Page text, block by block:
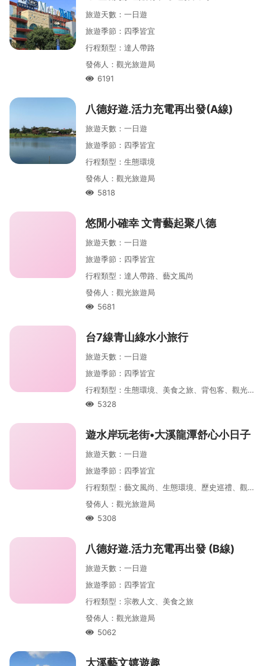
旅遊天數 ： 一日遊
旅遊季節 ： 四季皆宜
行程類型 ： 達人帶路
發佈人 ： 觀光旅遊局
人氣6191
八德好遊․活力充電再出發(A線)
旅遊天數 ： 一日遊
旅遊季節 ： 四季皆宜
行程類型 ： 生態環境
發佈人 ： 觀光旅遊局
人氣5818
悠閒小確幸 文青藝起聚八德
旅遊天數 ： 一日遊
旅遊季節 ： 四季皆宜
行程類型 ： 達人帶路、藝文風尚
發佈人 ： 觀光旅遊局
人氣5681
台7線青山綠水小旅行
旅遊天數 ： 一日遊
旅遊季節 ： 四季皆宜
行程類型 ： 生態環境、美食之旅、背包客、觀光大使帶你遊
人氣5328
遊水岸玩老街•大溪龍潭舒心小日子
旅遊天數 ： 一日遊
旅遊季節 ： 四季皆宜
行程類型 ： 藝文風尚、生態環境、歷史巡禮、觀光大使帶你遊、大龍門
發佈人 ： 觀光旅遊局
人氣5308
八德好遊․活力充電再出發 (B線)
旅遊天數 ： 一日遊
旅遊季節 ： 四季皆宜
行程類型 ： 宗教人文、美食之旅
發佈人 ： 觀光旅遊局
人氣5062
大溪藝文嬉遊趣